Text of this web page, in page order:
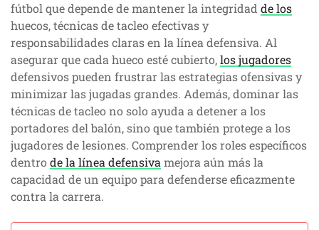
fútbol que depende de mantener la integridad de los
huecos, técnicas de tacleo efectivas y
responsabilidades claras en la línea defensiva. Al
asegurar que cada hueco esté cubierto,los jugadores
defensivos pueden frustrar las estrategias ofensivas y
minimizar las jugadas grandes. Además, dominar las
técnicas de tacleo no solo ayuda a detener a los
portadores del balón, sino que también protege a los
jugadores de lesiones. Comprender los roles específicos
dentro de la línea defensivamejora aún más la
capacidad de un equipo para defenderse eficazmente
contra la carrera.